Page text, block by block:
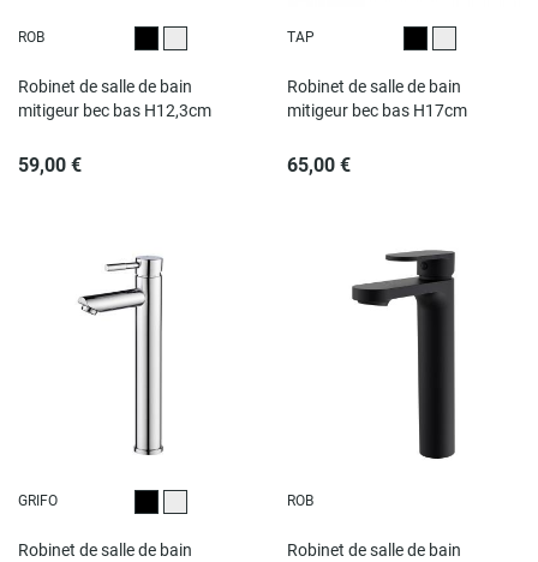
ROB
NoirChromé
Robinet de salle de bain
mitigeur bec bas H12,3cm
59,00 €
TAP
NoirChromé
Robinet de salle de bain
mitigeur bec bas H17cm
65,00 €
GRIFO
NoirChromé
Robinet de salle de bain
ROB
Robinet de salle de bain